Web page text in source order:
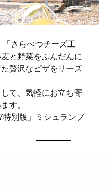
さらべつチーズ工
と野菜をふんだんに
贅沢なピザをリーズ
て、気軽にお立ち寄
す。
特別版」ミシュランプ